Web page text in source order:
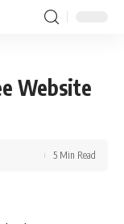
Website
5 Min Read